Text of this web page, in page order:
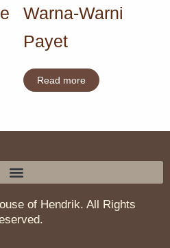
Warna-Warni
Payet
Read more
of Hendrik. All Rights